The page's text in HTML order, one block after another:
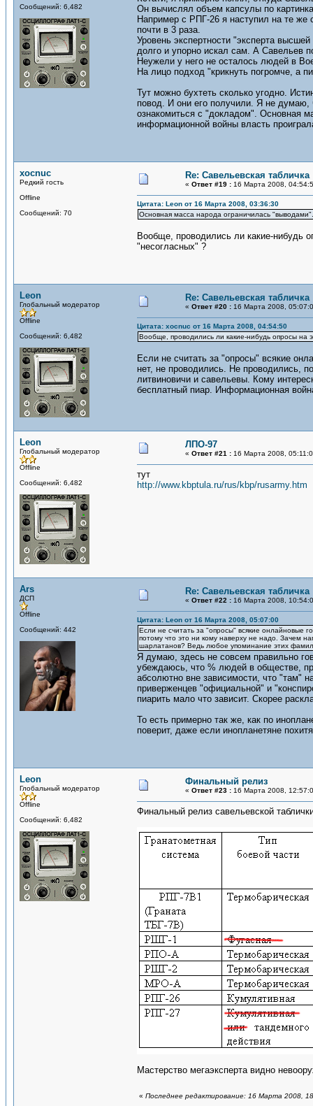
Сообщений: 6,482
Он вычислял объем капсулы по
Например с РПГ-26 я наступил на те
почти в 3 раза.
Уровень экспертности "эксперта
долго и упорно искал сам. А Савельев
Неужели у него не осталось людей в
На лицо подход "крикнуть погромче, а
Тут можно бухтеть сколько угодно.
повод. И они его получили. Я не думаю,
ознакомиться с "докладом". Основная
информационной войны власть
xocnuc
Редкий гость
Offline
Сообщений: 70
Re: Савельевская табличка
« Ответ #19 : 16 Марта 2008,
Цитата: Leon от 16 Марта 2008, 03:36:30
Основная масса народа ограничилась
Вообще, проводились ли какие-нибудь
"несогласных" ?
Leon
Глобальный модератор
Offline
Сообщений: 6,482
Re: Савельевская табличка
« Ответ #20 : 16 Марта 2008,
Цитата: xocnuc от 16 Марта 2008, 04:54:50
Вообще, проводились ли какие-нибудь опросы на
Если не считать за "опросы" всякие
нет, не проводились. Не проводились,
литвиновичи и савельевы. Кому
бесплатный пиар. Информационная
Leon
Глобальный модератор
Offline
Сообщений: 6,482
ЛПО-97
« Ответ #21 : 16 Марта 2008,
тут
http://www.kbptula.ru/rus/kbp/rusarmy.htm
Ars
ДСП
Offline
Сообщений: 442
Re: Савельевская табличка
« Ответ #22 : 16 Марта 2008,
Цитата: Leon от 16 Марта 2008, 05:07:00
Если не считать за "опросы" всякие онлайновые
потому что это ни кому наверху не надо. Зачем
шарлатанов? Ведь любое упоминание этих
Я думаю, здесь не совсем правильно
убеждаюсь, что % людей в обществе,
абсолютно вне зависимости, что "там"
приверженцев "официальной" и
пиарить мало что зависит. Скорее
То есть примерно так же, как по
поверит, даже если инопланетяне
Leon
Глобальный модератор
Offline
Сообщений: 6,482
Финальный релиз
« Ответ #23 : 16 Марта 2008,
Финальный релиз савельевской
Мастерство мегаэксперта видно
« Последнее редактирование: 16 Марта 2008,